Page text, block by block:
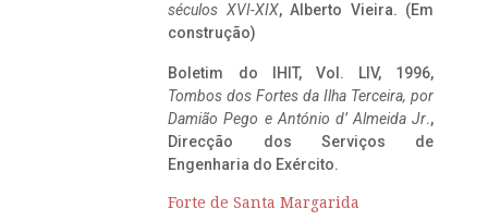
séculos XVI-XIX, Alberto Vieira. (Em
construção)
Boletim do IHIT, Vol. LIV, 1996,
Tombos dos Fortes da Ilha Terceira, por
Damião Pego e António d’ Almeida Jr.,
Direcção dos Serviços de
Engenharia do Exército.
Forte de Santa Margarida